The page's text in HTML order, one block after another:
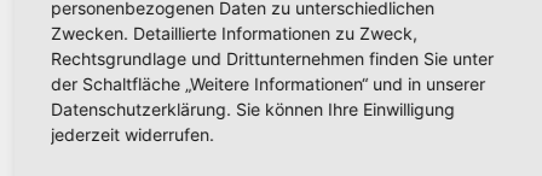
HOCHSAUERLANDKREIS
personenbezogenen Daten zu unterschiedlichen
Zwecken. Detaillierte Informationen zu Zweck,
Rechtsgrundlage und Drittunternehmen finden Sie unter
der Schaltfläche „Weitere Informationen“ und in unserer
Datenschutzerklärung. Sie können Ihre Einwilligung
jederzeit widerrufen.